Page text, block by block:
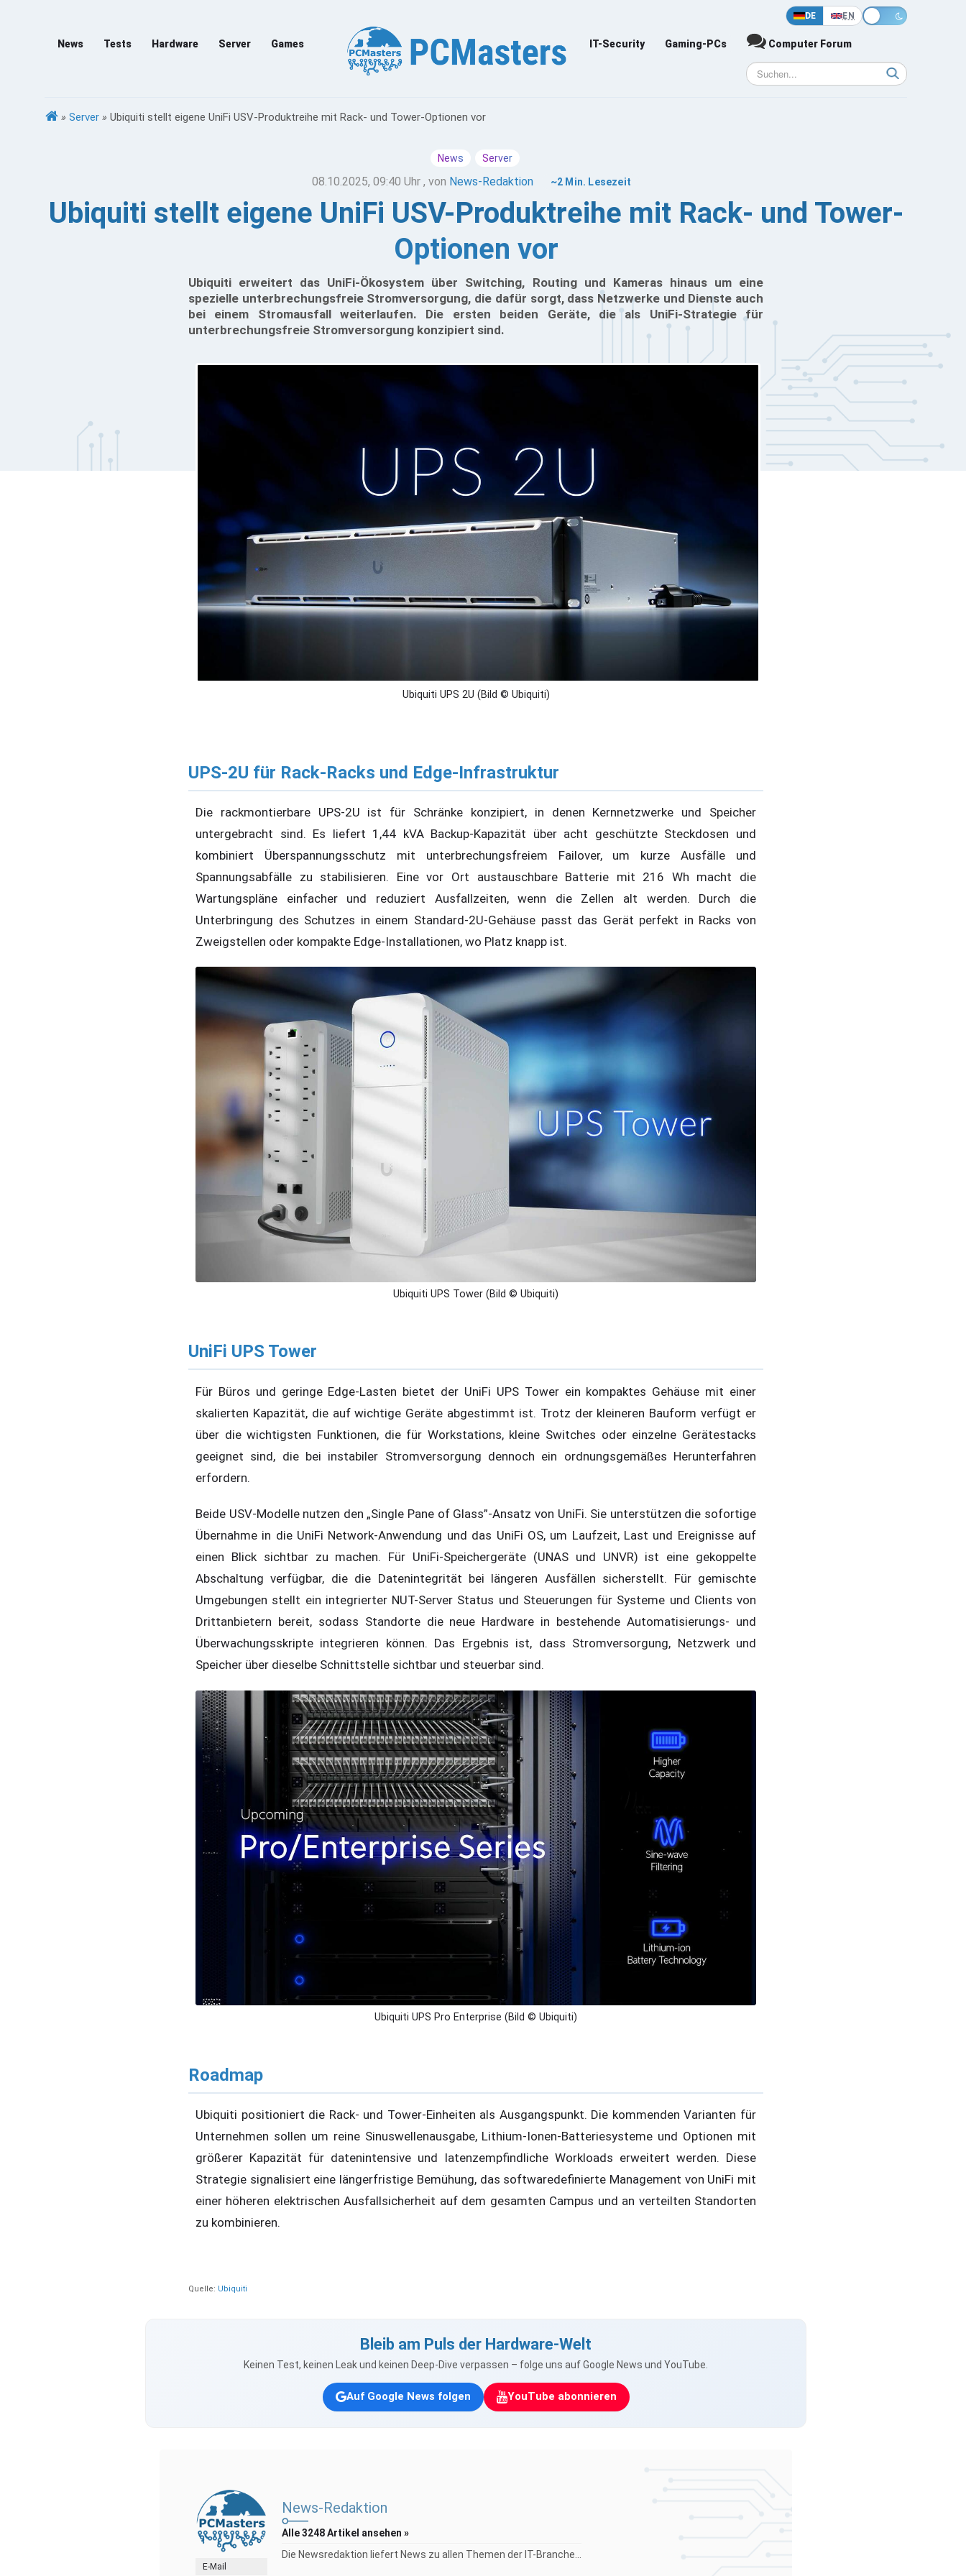
DE EN
News Tests Hardware Server Games IT-Security Gaming-PCs Computer Forum
» Server » Ubiquiti stellt eigene UniFi USV-Produktreihe mit Rack- und Tower-Optionen vor
News Server
08.10.2025, 09:40 Uhr , von News-Redaktion ~2 Min. Lesezeit
Ubiquiti stellt eigene UniFi USV-Produktreihe mit Rack- und Tower-
Optionen vor
Ubiquiti erweitert das UniFi-Ökosystem über Switching, Routing und Kameras hinaus um eine
spezielle unterbrechungsfreie Stromversorgung, die dafür sorgt, dass Netzwerke und Dienste auch
bei einem Stromausfall weiterlaufen. Die ersten beiden Geräte, die als UniFi-Strategie für
unterbrechungsfreie Stromversorgung konzipiert sind.
Ubiquiti UPS 2U (Bild © Ubiquiti)
UPS-2U für Rack-Racks und Edge-Infrastruktur
Die rackmontierbare UPS-2U ist für Schränke konzipiert, in denen Kernnetzwerke und Speicher
untergebracht sind. Es liefert 1,44 kVA Backup-Kapazität über acht geschützte Steckdosen und
kombiniert Überspannungsschutz mit unterbrechungsfreiem Failover, um kurze Ausfälle und
Spannungsabfälle zu stabilisieren. Eine vor Ort austauschbare Batterie mit 216 Wh macht die
Wartungspläne einfacher und reduziert Ausfallzeiten, wenn die Zellen alt werden. Durch die
Unterbringung des Schutzes in einem Standard-2U-Gehäuse passt das Gerät perfekt in Racks von
Zweigstellen oder kompakte Edge-Installationen, wo Platz knapp ist.
Ubiquiti UPS Tower (Bild © Ubiquiti)
UniFi UPS Tower
Für Büros und geringe Edge-Lasten bietet der UniFi UPS Tower ein kompaktes Gehäuse mit einer
skalierten Kapazität, die auf wichtige Geräte abgestimmt ist. Trotz der kleineren Bauform verfügt er
über die wichtigsten Funktionen, die für Workstations, kleine Switches oder einzelne Gerätestacks
geeignet sind, die bei instabiler Stromversorgung dennoch ein ordnungsgemäßes Herunterfahren
erfordern.
Beide USV-Modelle nutzen den „Single Pane of Glass”-Ansatz von UniFi. Sie unterstützen die sofortige
Übernahme in die UniFi Network-Anwendung und das UniFi OS, um Laufzeit, Last und Ereignisse auf
einen Blick sichtbar zu machen. Für UniFi-Speichergeräte (UNAS und UNVR) ist eine gekoppelte
Abschaltung verfügbar, die die Datenintegrität bei längeren Ausfällen sicherstellt. Für gemischte
Umgebungen stellt ein integrierter NUT-Server Status und Steuerungen für Systeme und Clients von
Drittanbietern bereit, sodass Standorte die neue Hardware in bestehende Automatisierungs- und
Überwachungsskripte integrieren können. Das Ergebnis ist, dass Stromversorgung, Netzwerk und
Speicher über dieselbe Schnittstelle sichtbar und steuerbar sind.
Ubiquiti UPS Pro Enterprise (Bild © Ubiquiti)
Roadmap
Ubiquiti positioniert die Rack- und Tower-Einheiten als Ausgangspunkt. Die kommenden Varianten für
Unternehmen sollen um reine Sinuswellenausgabe, Lithium-Ionen-Batteriesysteme und Optionen mit
größerer Kapazität für datenintensive und latenzempfindliche Workloads erweitert werden. Diese
Strategie signalisiert eine längerfristige Bemühung, das softwaredefinierte Management von UniFi mit
einer höheren elektrischen Ausfallsicherheit auf dem gesamten Campus und an verteilten Standorten
zu kombinieren.
Quelle: Ubiquiti
Bleib am Puls der Hardware-Welt
Keinen Test, keinen Leak und keinen Deep-Dive verpassen – folge uns auf Google News und YouTube.
Auf Google News folgen YouTube abonnieren
E-Mail
News-Redaktion
Alle 3248 Artikel ansehen »
Die Newsredaktion liefert News zu allen Themen der IT-Branche...